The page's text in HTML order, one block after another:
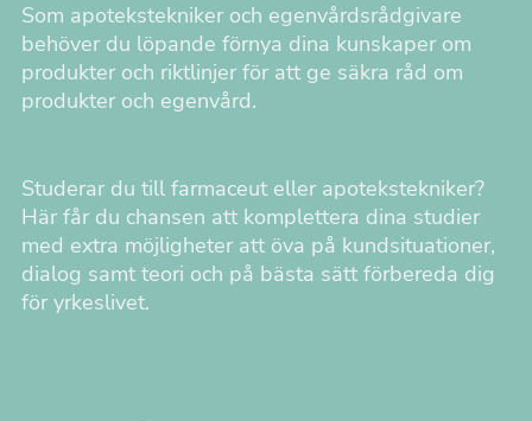
Som apotekstekniker och egenvårdsrådgivare
behöver du löpande förnya dina kunskaper om
produkter och riktlinjer för att ge säkra råd om
produkter och egenvård.
Studerar du till farmaceut eller apotekstekniker?
Här får du chansen att komplettera dina studier
med extra möjligheter att öva på kundsituationer,
dialog samt teori och på bästa sätt förbereda dig
för yrkeslivet.